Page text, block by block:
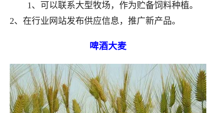
1、可以联系大型牧场，作为贮备饲料种植。
2、在行业网站发布供应信息，推广新产品。
啤酒大麦